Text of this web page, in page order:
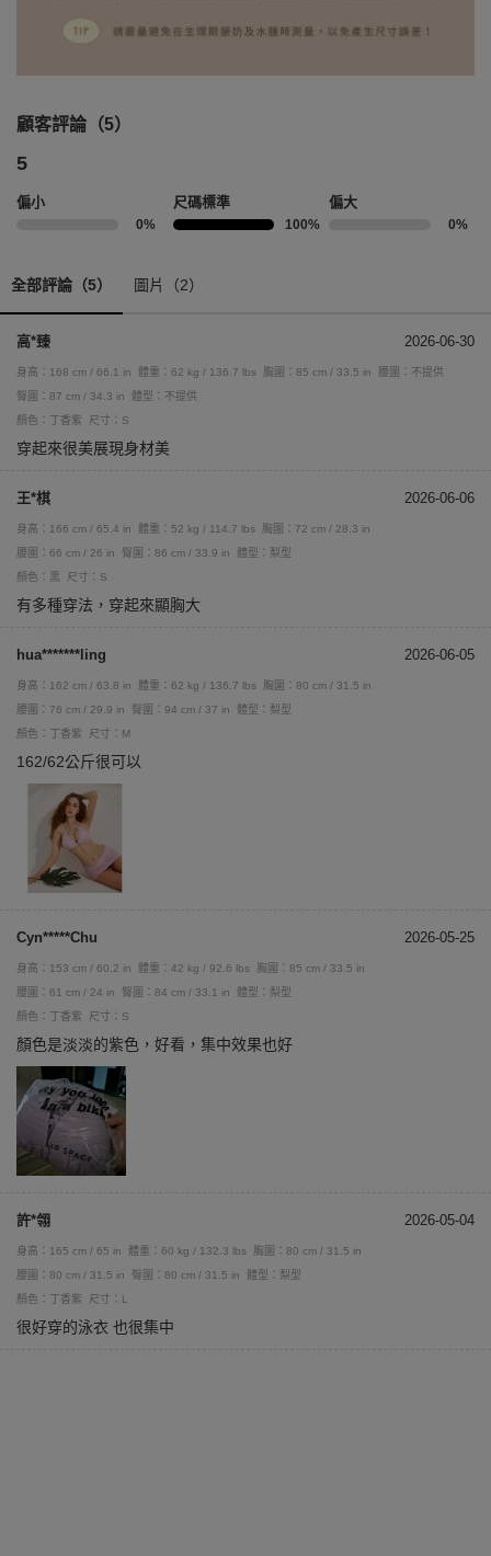
顧客評論（5）
5
偏小
0%
尺碼標準
100%
偏大
0%
全部評論（5） 圖片（2）
高*臻 2026-06-30
身高：168 cm / 66.1 in 體重：62 kg / 136.7 lbs 胸圍：85 cm / 33.5 in
腰圍：不提供
臀圍：87 cm / 34.3 in
體型：不提供
顏色：丁香紫
尺寸：S
穿起來很美展現身材美
王*棋 2026-06-06
身高：166 cm / 65.4 in 體重：52 kg / 114.7 lbs
胸圍：72 cm / 28.3 in
腰圍：66 cm / 26 in
臀圍：86 cm / 33.9 in
體型：梨型
顏色：黑
尺寸：S
有多種穿法，穿起來顯胸大
hua*******ling 2026-06-05
身高：162 cm / 63.8 in 體重：62 kg / 136.7 lbs
胸圍：80 cm / 31.5 in
腰圍：76 cm / 29.9 in
臀圍：94 cm / 37 in
體型：梨型
顏色：丁香紫
尺寸：M
162/62公斤很可以
Cyn*****Chu 2026-05-25
身高：153 cm / 60.2 in 體重：42 kg / 92.6 lbs
胸圍：85 cm / 33.5 in
腰圍：61 cm / 24 in
臀圍：84 cm / 33.1 in
體型：梨型
顏色：丁香紫
尺寸：S
顏色是淡淡的紫色，好看，集中效果也好
許*翎 2026-05-04
身高：165 cm / 65 in 體重：60 kg / 132.3 lbs
胸圍：80 cm / 31.5 in
腰圍：80 cm / 31.5 in
臀圍：80 cm / 31.5 in
體型：梨型
顏色：丁香紫
尺寸：L
很好穿的泳衣 也很集中